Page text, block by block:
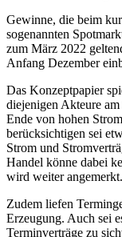
Gewinne, die beim
sogenannten
zum März 2022
Anfang Dezember
Das Konzeptpapier
diejenigen Akteure
Ende von hohen
berücksichtigen sei
Strom und
Handel könne dabei
wird weiter angemerkt.
Zudem liefen
Erzeugung. Auch sei
Terminverträge zu